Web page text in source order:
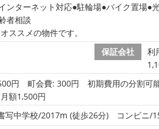
ンターネット対応 駐輪場 バイク置場
者相談
ススメの物件です。
保証会社
利
円 町会費: 300円
初期費用の分割可
額1,500円
写中学校/2017m (徒歩26分)
コンビニ/